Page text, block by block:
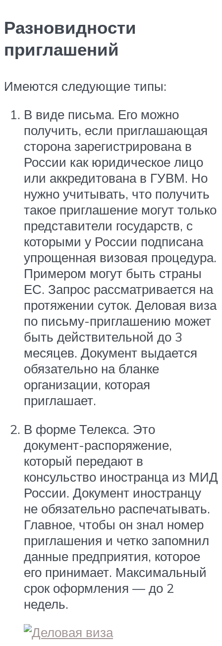
Разновидности
приглашений
Имеются следующие типы:
В виде письма. Его можно
получить, если приглашающая
сторона зарегистрирована в
России как юридическое лицо
или аккредитована в ГУВМ. Но
нужно учитывать, что получить
такое приглашение могут только
представители государств, с
которыми у России подписана
упрощенная визовая процедура.
Примером могут быть страны
ЕС. Запрос рассматривается на
протяжении суток. Деловая виза
по письму-приглашению может
быть действительной до 3
месяцев. Документ выдается
обязательно на бланке
организации, которая
приглашает.
В форме Телекса. Это
документ-распоряжение,
который передают в
консульство иностранца из МИД
России. Документ иностранцу
не обязательно распечатывать.
Главное, чтобы он знал номер
приглашения и четко запомнил
данные предприятия, которое
его принимает. Максимальный
срок оформления — до 2
недель.